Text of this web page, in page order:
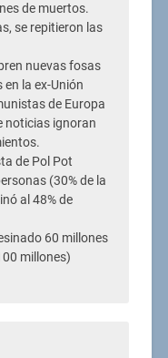
de muertos.
se repitieron las
nuevas fosas
la ex-Unión
de Europa
noticias ignoran
de Pol Pot
(30% de la
al 48% de
60 millones
millones)